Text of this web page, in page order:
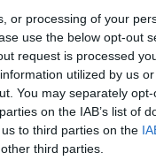
or processing of your
use the below opt-out
request is processed
utilized by us
You may separately
on the IAB’s list of
to third parties on the
third parties.
„Rájöttem,
közben
kib*szottul
a tömegbe.
az arcát